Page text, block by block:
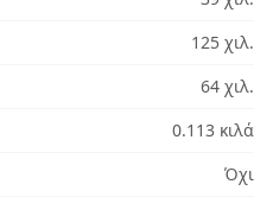
125 χιλ.
64 χιλ.
0.113 κιλά
Όχι